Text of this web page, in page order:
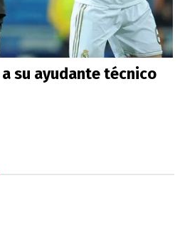
su ayudante técnico